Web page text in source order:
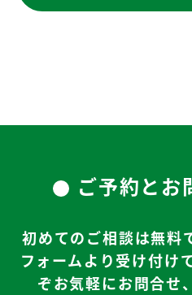
ご予約とお
初めてのご相談は無料
フォームより受け付け
ぞお気軽にお問合せ